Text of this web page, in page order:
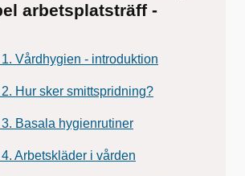
arbetsplatsträff -
Vårdhygien - introduktion
Hur sker smittspridning?
Basala hygienrutiner
Arbetskläder i vården